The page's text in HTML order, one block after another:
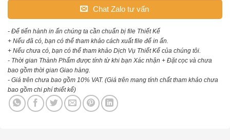
Chat Zalo tư vấn
- Để tiến hành in ấn chúng ta cần chuẩn bị file Thiết Kế
+ Nếu đã có, bạn có thể tham khảo cách xuất file để in ấn.
+ Nếu chưa có, bạn có thể tham khảo Dịch Vụ Thiết Kế của chúng tôi.
- Thời gian Thành Phẩm được tính từ khi bạn Xác nhận + Đặt cọc và chưa
bao gồm thời gian Giao hàng.
- Giá trên chưa bao gồm 10% VAT. (Giá trên mang tính chất tham khảo chưa
bao gồm chi phí thiết kế)